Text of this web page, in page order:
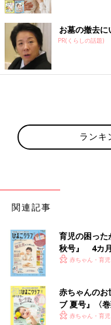
寝てもらう。また寝室に
おなかまわりがきつ
める回数が少ない結果
なかには「おなかまわり
けが強いおむつは、Mサ
倍。Lサイズでは2倍の差
間”が短い結果が得られま
見られました。子ども自
てもらっているので、夜
眠の質の向上により起床
す。
また締めつけ力が小さい
や布団をはぐなどの動き
お墓の撤去
PR(くらしの話題)
ランキ
関連記事
育児の困った
秋号』 4カ月
いっぱい！
赤ちゃん・育児
赤ちゃんのお
ブ 夏号』〈
く！ おっぱ
赤ちゃん・育児